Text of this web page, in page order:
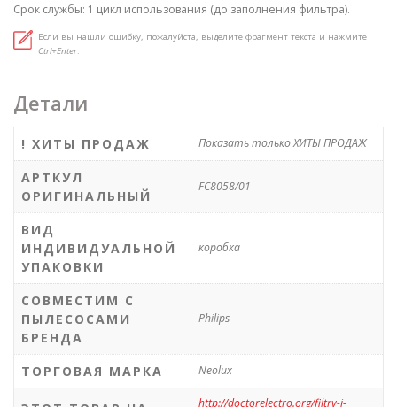
Срок службы: 1 цикл использования (до заполнения фильтра).
Если вы нашли ошибку, пожалуйста, выделите фрагмент текста и нажмите
Ctrl+Enter.
Детали
! ХИТЫ ПРОДАЖ Показать только ХИТЫ ПРОДАЖ
АРТКУЛ
ОРИГИНАЛЬНЫЙ
FC8058/01
ВИД
ИНДИВИДУАЛЬНОЙ
УПАКОВКИ
коробка
СОВМЕСТИМ С
ПЫЛЕСОСАМИ
БРЕНДА
Philips
ТОРГОВАЯ МАРКА Neolux
http://doctorelectro.org/filtry-i-